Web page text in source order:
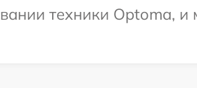
техники Optoma, и